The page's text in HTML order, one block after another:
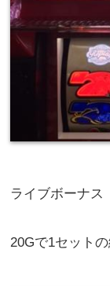
ライブボーナス
20Gで1セット